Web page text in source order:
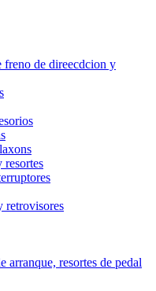
freno de direecdcion y
resortes
retrovisores
arranque, resortes de pedal